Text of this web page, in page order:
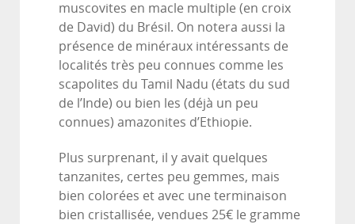
muscovites en macle multiple (en croix
de David) du Brésil. On notera aussi la
présence de minéraux intéressants de
localités très peu connues comme les
scapolites du Tamil Nadu (états du sud
de l’Inde) ou bien les (déjà un peu
connues) amazonites d’Ethiopie.
Plus surprenant, il y avait quelques
tanzanites, certes peu gemmes, mais
bien colorées et avec une terminaison
bien cristallisée, vendues 25€ le gramme